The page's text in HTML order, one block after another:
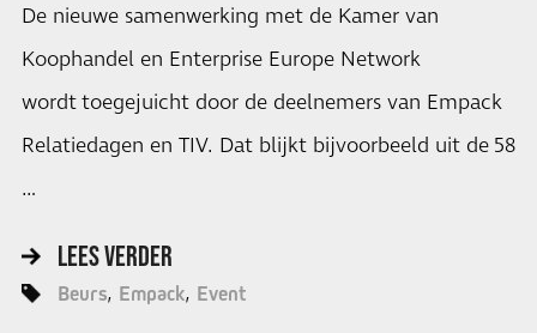
De nieuwe samenwerking met de Kamer van
Koophandel en Enterprise Europe Network
wordt toegejuicht door de deelnemers van Empack
Relatiedagen en TIV. Dat blijkt bijvoorbeeld uit de 58
…
LEES VERDER
Beurs Empack Event